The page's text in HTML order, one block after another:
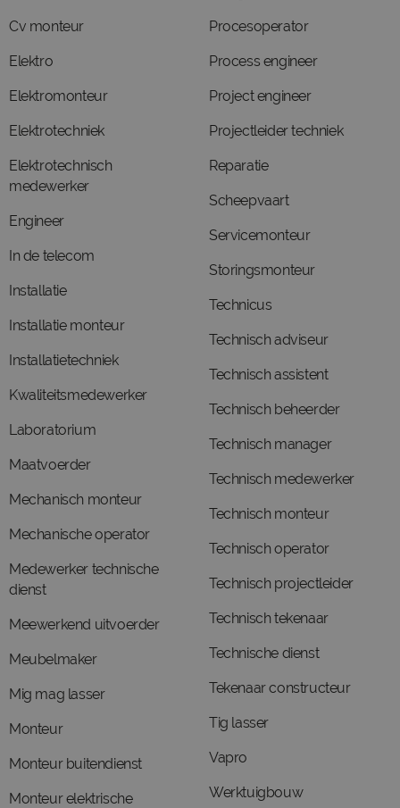
Cv monteur
Elektro
Elektromonteur
Elektrotechniek
Elektrotechnisch
medewerker
Engineer
In de telecom
Installatie
Installatie monteur
Installatietechniek
Kwaliteitsmedewerker
Laboratorium
Maatvoerder
Mechanisch monteur
Mechanische operator
Medewerker technische
dienst
Meewerkend uitvoerder
Meubelmaker
Mig mag lasser
Monteur
Monteur buitendienst
Monteur elektrische
Procesoperator
Process engineer
Project engineer
Projectleider techniek
Reparatie
Scheepvaart
Servicemonteur
Storingsmonteur
Technicus
Technisch adviseur
Technisch assistent
Technisch beheerder
Technisch manager
Technisch medewerker
Technisch monteur
Technisch operator
Technisch projectleider
Technisch tekenaar
Technische dienst
Tekenaar constructeur
Tig lasser
Vapro
Werktuigbouw